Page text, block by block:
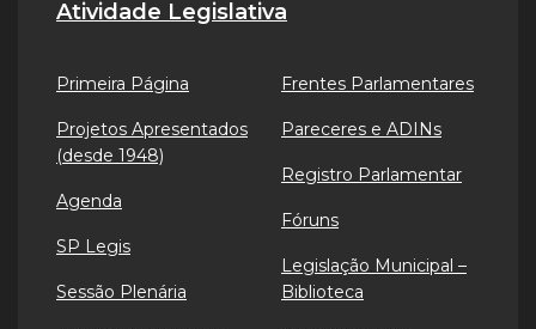
Atividade Legislativa
Primeira Página
Projetos Apresentados
(desde 1948)
Agenda
SP Legis
Sessão Plenária
Frentes Parlamentares
Pareceres e ADINs
Registro Parlamentar
Fóruns
Legislação Municipal –
Biblioteca